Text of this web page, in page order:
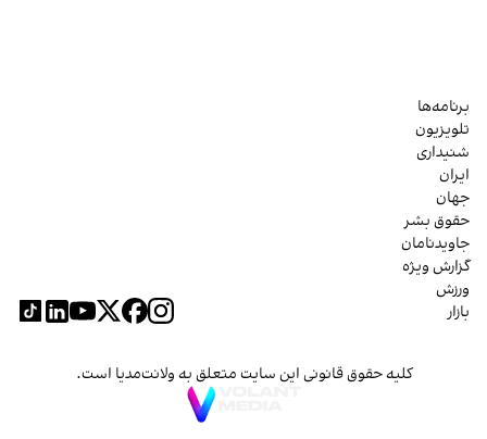
برنامه‌ها
تلویزیون
شنیداری
ایران
جهان
حقوق بشر
جاویدنامان
گزارش ویژه
ورزش
بازار
کلیه حقوق قانونی این سایت متعلق به ولانت‌مدیا است.